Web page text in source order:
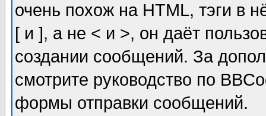
очень похож на HTML, тэги в
[ и ], а не < и >, он даёт
создании сообщений. За
смотрите руководство по
формы отправки сообщений.